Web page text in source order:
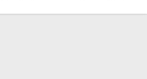
на СП